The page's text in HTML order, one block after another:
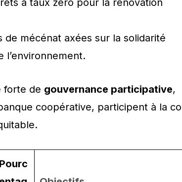
à taux zéro pour la rénovation
de mécénat axées sur la solidarité
forte de gouvernance participative,
coopérative, participent à la
Pourc